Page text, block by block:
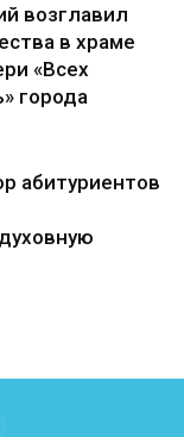
возглавил
в храме
«Всех
города
абитуриентов